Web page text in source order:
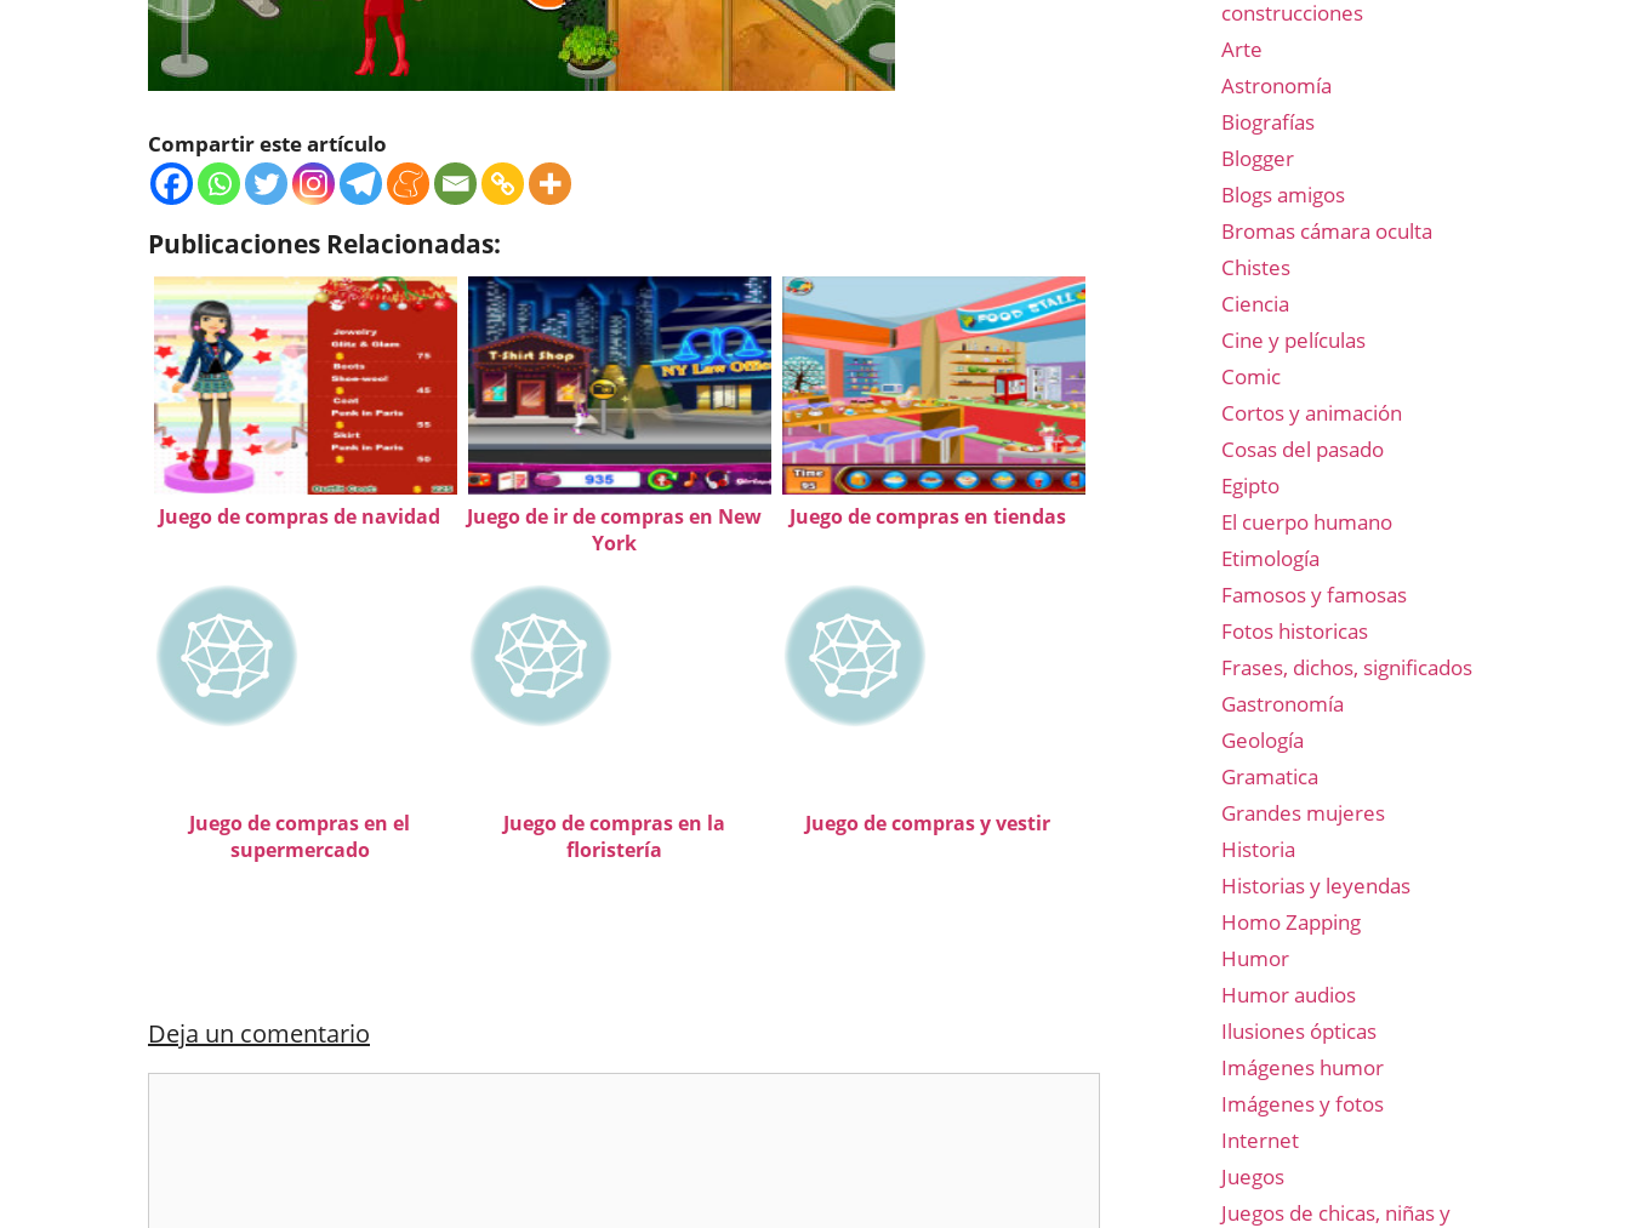
Compartir este artículo
Publicaciones Relacionadas:
Juego de compras de navidad
Juego de ir de compras en New
York
Juego de compras en tiendas
Juego de compras en el
supermercado
Juego de compras en la
floristería
Juego de compras y vestir
Deja un comentario
construcciones
Arte
Astronomía
Biografías
Blogger
Blogs amigos
Bromas cámara oculta
Chistes
Ciencia
Cine y películas
Comic
Cortos y animación
Cosas del pasado
Egipto
El cuerpo humano
Etimología
Famosos y famosas
Fotos historicas
Frases, dichos, significados
Gastronomía
Geología
Gramatica
Grandes mujeres
Historia
Historias y leyendas
Homo Zapping
Humor
Humor audios
Ilusiones ópticas
Imágenes humor
Imágenes y fotos
Internet
Juegos
Juegos de chicas, niñas y